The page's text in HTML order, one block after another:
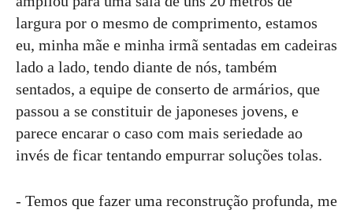
largura por o mesmo de comprimento, estamos
eu, minha mãe e minha irmã sentadas em cadeiras
lado a lado, tendo diante de nós, também
sentados, a equipe de conserto de armários, que
passou a se constituir de japoneses jovens, e
parece encarar o caso com mais seriedade ao
invés de ficar tentando empurrar soluções tolas.
- Temos que fazer uma reconstrução profunda, me